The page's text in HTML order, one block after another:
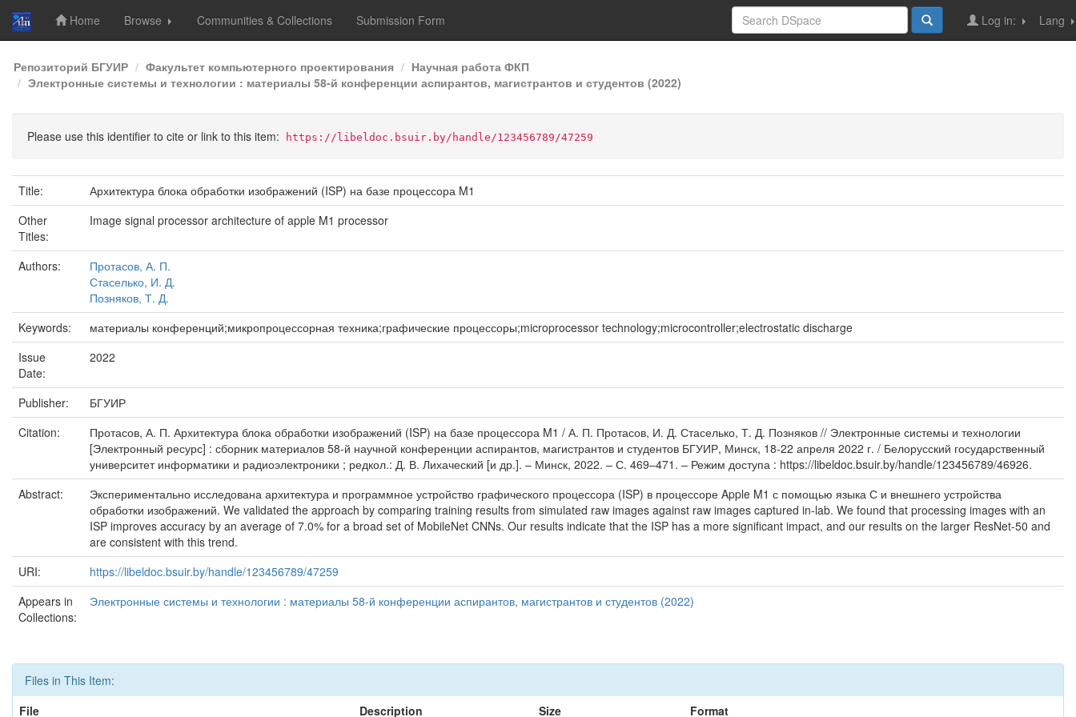
Skip
navigation
Home Browse Communities & Collections Submission Form Lang
Log in:
Репозиторий БГУИР Факультет компьютерного проектирования
Научная работа ФКП
Электронные системы и технологии : материалы 58-й конференции аспирантов, магистрантов и студентов (2022)
Please use this identifier to cite or link to this item: https://libeldoc.bsuir.by/handle/123456789/47259
Title:
Архитектура блока обработки изображений (ISP) на базе процессора M1
Other
Titles:
Image signal processor architecture of apple M1 processor
Authors:
Протасов, А. П.
Стаселько, И. Д.
Позняков, Т. Д.
Keywords:
материалы конференций;микропроцессорная техника;графические процессоры;microprocessor technology;microcontroller;electrostatic discharge
Issue
Date:
2022
Publisher:
БГУИР
Citation:
Протасов, А. П. Архитектура блока обработки изображений (ISP) на базе процессора M1 / А. П. Протасов, И. Д. Стаселько, Т. Д. Позняков // Электронные системы и технологии
[Электронный ресурс] : сборник материалов 58-й научной конференции аспирантов, магистрантов и студентов БГУИР, Минск, 18-22 апреля 2022 г. / Белорусский государственный
университет информатики и радиоэлектроники ; редкол.: Д. В. Лихаческий [и др.]. – Минск, 2022. – С. 469–471. – Режим доступа : https://libeldoc.bsuir.by/handle/123456789/46926.
Abstract:
Экспериментально исследована архитектура и программное устройство графического процессора (ISP) в процессоре Apple M1 с помощью языка С и внешнего устройства
обработки изображений. We validated the approach by comparing training results from simulated raw images against raw images captured in-lab. We found that processing images with an
ISP improves accuracy by an average of 7.0% for a broad set of MobileNet CNNs. Our results indicate that the ISP has a more significant impact, and our results on the larger ResNet-50 and
are consistent with this trend.
URI:
https://libeldoc.bsuir.by/handle/123456789/47259
Appears in
Collections:
Электронные системы и технологии : материалы 58-й конференции аспирантов, магистрантов и студентов (2022)
Files in This Item:
File
Description Size Format